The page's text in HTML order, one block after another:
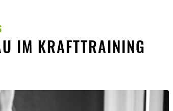
IM KRAFTTRAINING